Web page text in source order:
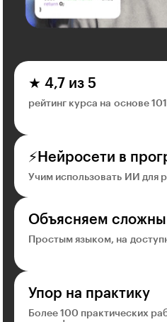
★ 4,7 из 5
рейтинг курса на основе
⚡Нейросети в
Учим использовать ИИ для
Объясняем
Простым языком, на
Упор на практику
Более 100 практических